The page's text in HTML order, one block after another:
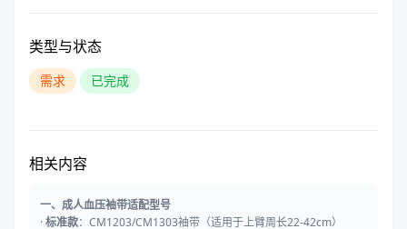
类型与状态
需求 已完成
相关内容
一、成人血压袖带适配型号
·标准款：CM1203/CM1303袖带（适用于上臂周长22-42cm）